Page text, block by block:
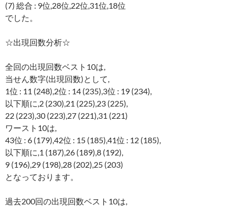
(7) 総合 : 9位,28位,22位,31位,18位
でした。
☆出現回数分析☆
全回の出現回数ベスト10は,
当せん数字(出現回数)として,
1位 : 11 (248),2位 : 14 (235),3位 : 19 (234),
以下順に,2 (230),21 (225),23 (225),
22 (223),30 (223),27 (221),31 (221)
ワースト10は,
43位 : 6 (179),42位 : 15 (185),41位 : 12 (185),
以下順に,1 (187),26 (189),8 (192),
9 (196),29 (198),28 (202),25 (203)
となっております。
過去200回の出現回数ベスト10は,